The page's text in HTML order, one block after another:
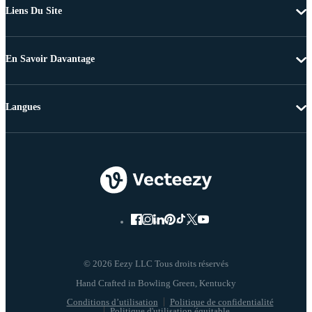
Liens Du Site
En Savoir Davantage
© 2026 Eezy LLC Tous droits réservés
Conditions d’utilisation
Politique de confidentialité
Langues